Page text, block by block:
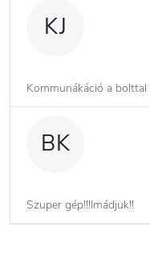
KJ
Kommunákáció a
BK
Szuper gép!!!Imádjuk!!